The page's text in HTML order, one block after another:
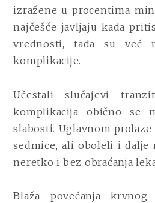
izražene u procentima
najčešće javljaju kada
vrednosti, tada su već
komplikacije.
Učestali slučajevi
komplikacija obično se
slabosti. Uglavnom
sedmice, ali oboleli i dalje
neretko i bez obraćanja
Blaža povećanja